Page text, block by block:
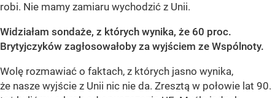
robi. Nie mamy zamiaru wychodzić z Unii.
Widziałam sondaże, z których wynika, że 60 proc.
Brytyjczyków zagłosowałoby za wyjściem ze Wspólnoty.
Wolę rozmawiać o faktach, z których jasno wynika,
że nasze wyjście z Unii nic nie da. Zresztą w połowie lat 90.